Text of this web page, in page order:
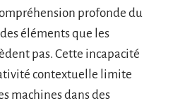
profonde du
éléments que les
pas. Cette incapacité
contextuelle limite
machines dans des